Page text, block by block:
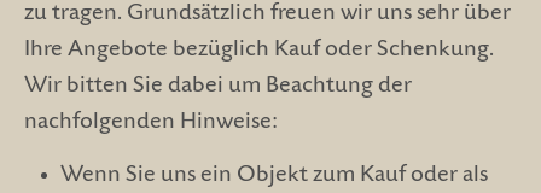
zu tragen. Grundsätzlich freuen wir uns sehr über
Ihre Angebote bezüglich Kauf oder Schenkung.
Wir bitten Sie dabei um Beachtung der
nachfolgenden Hinweise:
Wenn Sie uns ein Objekt zum Kauf oder als